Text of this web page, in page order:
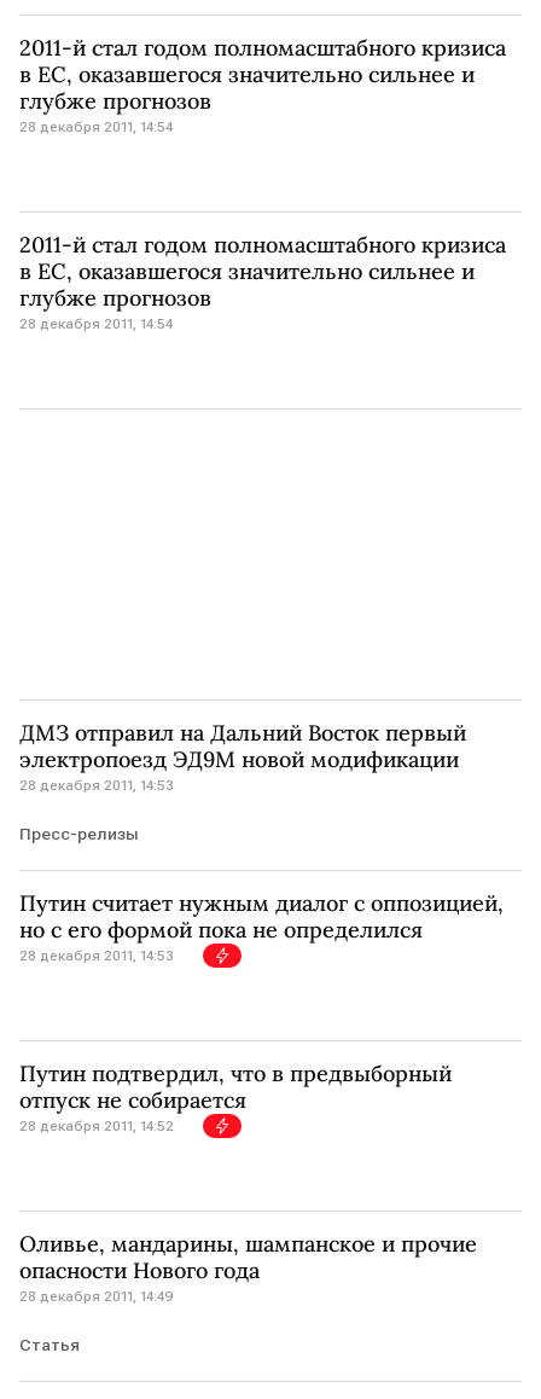
2011-й стал годом полномасштабного кризиса
в ЕС, оказавшегося значительно сильнее и
глубже прогнозов
28 декабря 2011, 14:54
2011-й стал годом полномасштабного кризиса
в ЕС, оказавшегося значительно сильнее и
глубже прогнозов
28 декабря 2011, 14:54
ДМЗ отправил на Дальний Восток первый
электропоезд ЭД9М новой модификации
28 декабря 2011, 14:53
Пресс-релизы
Путин считает нужным диалог с оппозицией,
но с его формой пока не определился
28 декабря 2011, 14:53
Путин подтвердил, что в предвыборный
отпуск не собирается
28 декабря 2011, 14:52
Оливье, мандарины, шампанское и прочие
опасности Нового года
28 декабря 2011, 14:49
Статья